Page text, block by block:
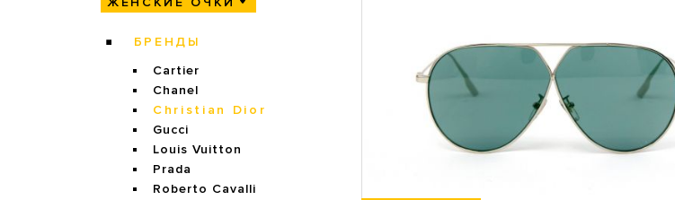
БРЕНДЫ
Cartier
Chanel
Christian Dior
Gucci
Louis Vuitton
Prada
Roberto Cavalli